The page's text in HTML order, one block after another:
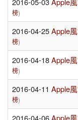
榜)
2016-04-25Apple
榜)
2016-04-18Apple
榜)
2016-04-11 Apple
榜)
2016-04-06Apple